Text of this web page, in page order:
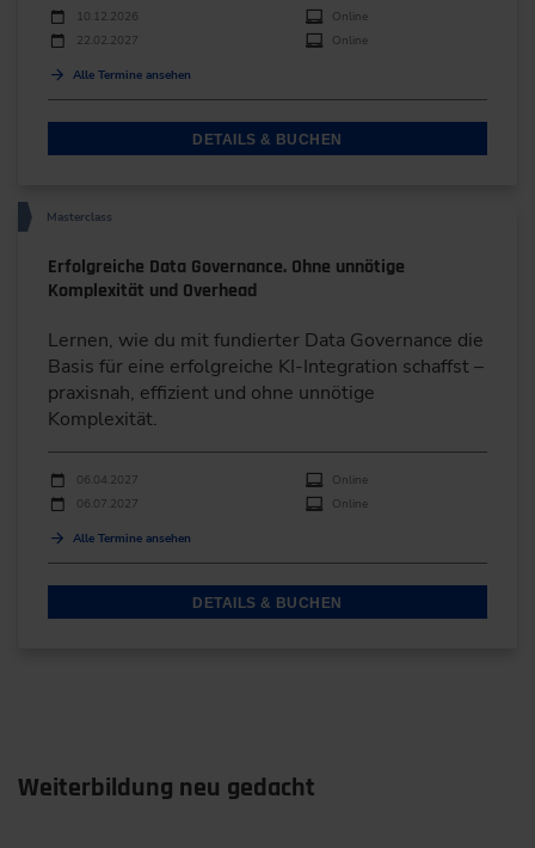
Durchführungen
Veranstaltungsdatum
10.12.2026
Online
22.02.2027
Online
Alle Termine ansehen
DETAILS & BUCHEN
Masterclass
Erfolgreiche Data Governance. Ohne unnötige
Komplexität und Overhead
Lernen, wie du mit fundierter Data Governance die
Basis für eine erfolgreiche KI-Integration schaffst –
praxisnah, effizient und ohne unnötige
Komplexität.
Durchführungen
Veranstaltungsdatum
06.04.2027
Online
06.07.2027
Online
Alle Termine ansehen
DETAILS & BUCHEN
Weiterbildung neu gedacht